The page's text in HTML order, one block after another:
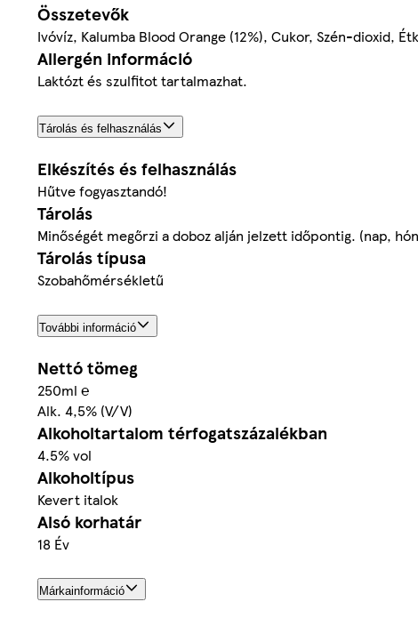
Összetevők
Ivóvíz, Kalumba Blood Orange (12%), Cukor, Szén-dioxid,
Allergén információ
Laktózt és szulfitot tartalmazhat.
Tárolás és felhasználás
Elkészítés és felhasználás
Hűtve fogyasztandó!
Tárolás
Minőségét megőrzi a doboz alján jelzett időpontig. (nap,
Tárolás típusa
Szobahőmérsékletű
További információ
Nettó tömeg
250ml ℮
Alk. 4,5% (V/V)
Alkoholtartalom térfogatszázalékban
4.5% vol
Alkoholtípus
Kevert italok
Alsó korhatár
18 Év
Márkainformáció